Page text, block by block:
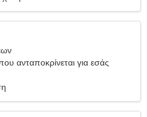
ανταποκρίνεται για εσάς